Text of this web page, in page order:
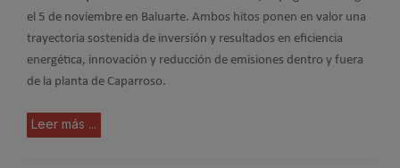
el 5 de noviembre en Baluarte. Ambos hitos ponen en valor una
trayectoria sostenida de inversión y resultados en eficiencia
energética, innovación y reducción de emisiones dentro y fuera
de la planta de Caparroso.
Leer más ...